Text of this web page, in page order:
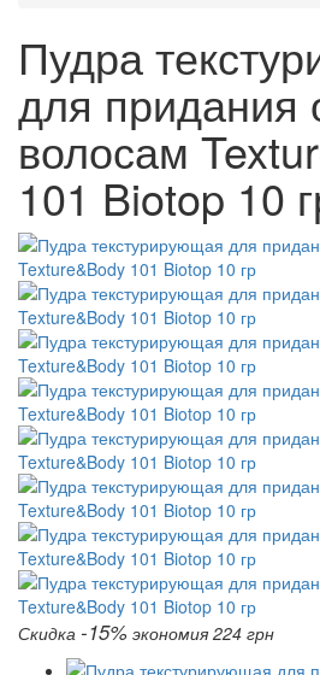
Пудра
для придания
волосам
101 Biotop 10
Скидка -15% экономия 224 грн